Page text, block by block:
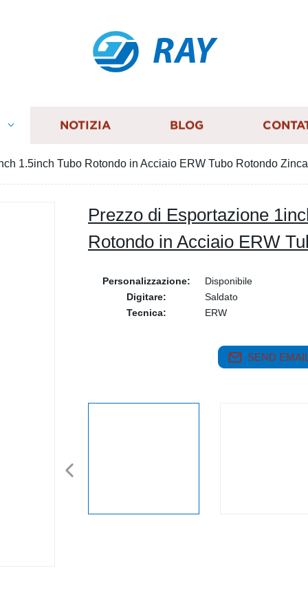
RAY
NOTIZIA BLOG
1.5inch Tubo Rotondo in Acciaio ERW Tubo Rotondo
Prezzo di Esportazione
Rotondo in Acciaio ERW
Personalizzazione:
Disponibile
Digitare:
Saldato
Tecnica:
ERW
SEND